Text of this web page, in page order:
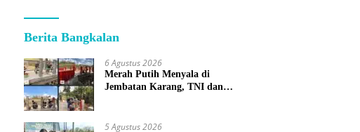
Berita Bangkalan
6 Agustus 2026
Merah Putih Menyala di
Jembatan Karang, TNI dan
5 Agustus 2026